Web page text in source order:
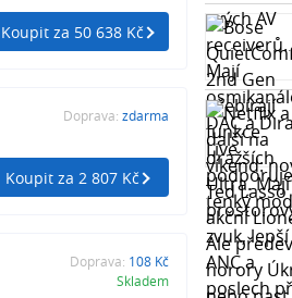
Koupit za 50 638 Kč
Doprava: zdarma
Koupit za 2 807 Kč
Doprava: 108 Kč
Skladem